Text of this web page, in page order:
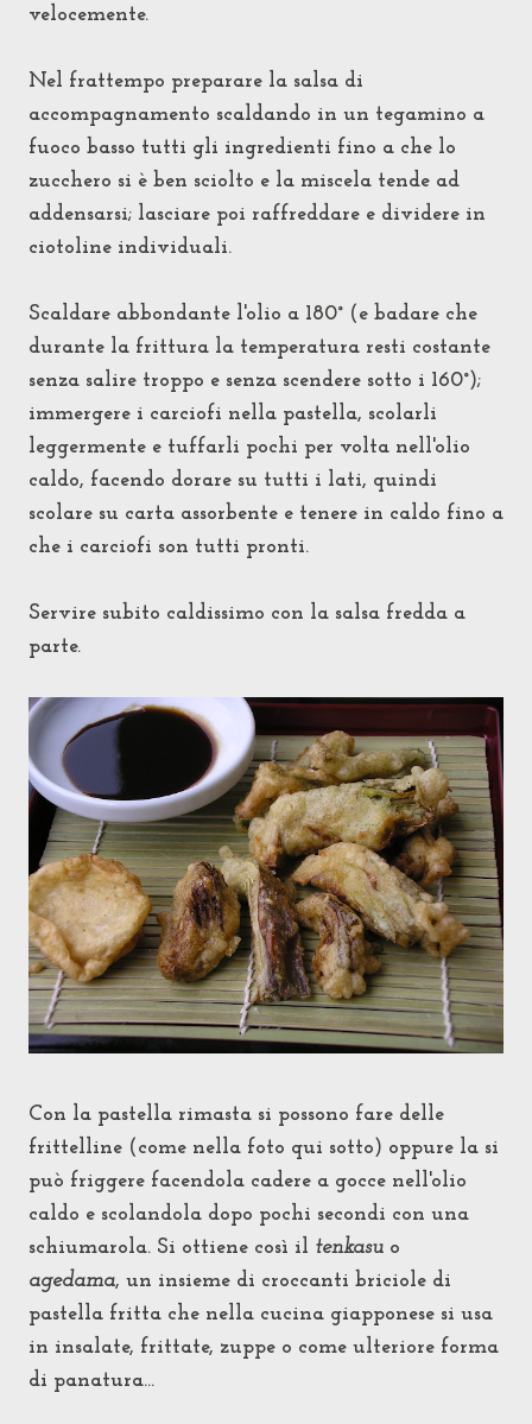
velocemente.
Nel frattempo preparare la salsa di
accompagnamento scaldando in un tegamino a
fuoco basso tutti gli ingredienti fino a che lo
zucchero si è ben sciolto e la miscela tende ad
addensarsi; lasciare poi raffreddare e dividere in
ciotoline individuali.
Scaldare abbondante l'olio a 180° (e badare che
durante la frittura la temperatura resti costante
senza salire troppo e senza scendere sotto i 160°);
immergere i carciofi nella pastella, scolarli
leggermente e tuffarli pochi per volta nell'olio
caldo, facendo dorare su tutti i lati, quindi
scolare su carta assorbente e tenere in caldo fino a
che i carciofi son tutti pronti.
Servire subito caldissimo con la salsa fredda a
parte.
Con la pastella rimasta si possono fare delle
frittelline (come nella foto qui sotto) oppure la si
può friggere facendola cadere a gocce nell'olio
caldo e scolandola dopo pochi secondi con una
schiumarola. Si ottiene così il tenkasu o
agedama, un insieme di croccanti briciole di
pastella fritta che nella cucina giapponese si usa
in insalate, frittate, zuppe o come ulteriore forma
di panatura...